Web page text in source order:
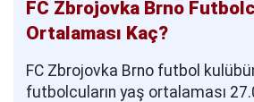
FC Zbrojovka Brno
Ortalaması Kaç?
FC Zbrojovka Brno futbol
futbolcuların yaş ortalaması